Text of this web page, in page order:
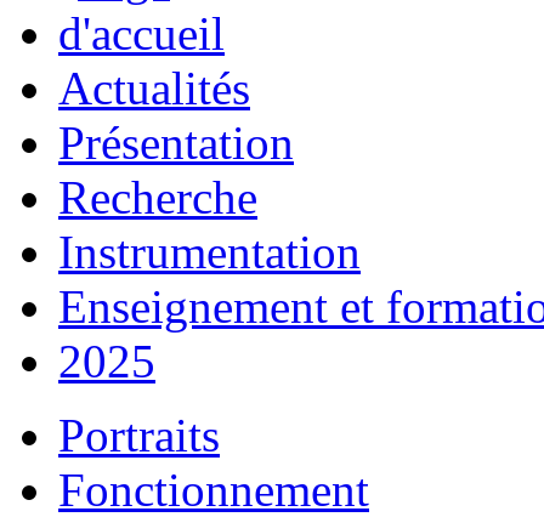
Actualités
Présentation
Recherche
Instrumentation
Enseignement et
2025
Portraits
Fonctionnement